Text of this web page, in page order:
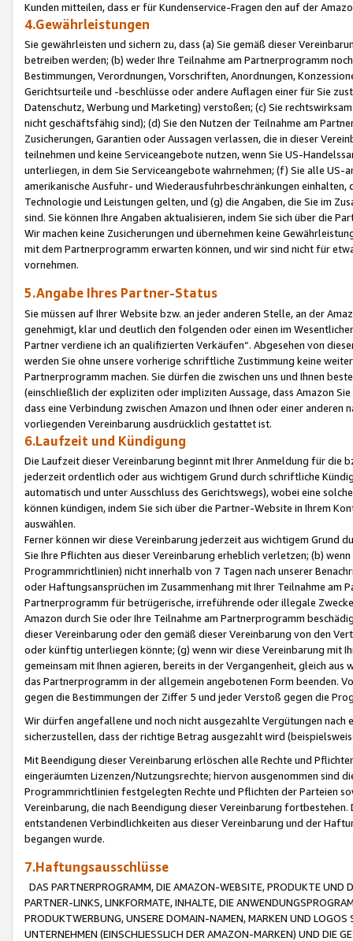
Kunden mitteilen, dass er für Kundenservice-Fragen den auf der
4.Gewährleistungen
Sie gewährleisten und sichern zu, dass (a) Sie gemäß dieser
betreiben werden; (b) weder Ihre Teilnahme am Partnerprogramm
Bestimmungen, Verordnungen, Vorschriften, Anordnungen,
Gerichtsurteile und -beschlüsse oder andere Auflagen einer für Sie
Datenschutz, Werbung und Marketing) verstoßen; (c) Sie
nicht geschäftsfähig sind); (d) Sie den Nutzen der Teilnahme am
Zusicherungen, Garantien oder Aussagen verlassen, die in dieser
teilnehmen und keine Serviceangebote nutzen, wenn Sie US-
unterliegen, in dem Sie Serviceangebote wahrnehmen; (f) Sie alle
amerikanische Ausfuhr- und Wiederausfuhrbeschränkungen
Technologie und Leistungen gelten, und (g) die Angaben, die Sie im
sind. Sie können Ihre Angaben aktualisieren, indem Sie sich über die
Wir machen keine Zusicherungen und übernehmen keine
mit dem Partnerprogramm erwarten können, und wir sind nicht für
vornehmen.
5.Angabe Ihres Partner-Status
Sie müssen auf Ihrer Website bzw. an jeder anderen Stelle, an der
genehmigt, klar und deutlich den folgenden oder einen im
Partner verdiene ich an qualifizierten Verkäufen“. Abgesehen von
werden Sie ohne unsere vorherige schriftliche Zustimmung keine
Partnerprogramm machen. Sie dürfen die zwischen uns und Ihnen
(einschließlich der expliziten oder impliziten Aussage, dass Amazon
dass eine Verbindung zwischen Amazon und Ihnen oder einer
vorliegenden Vereinbarung ausdrücklich gestattet ist.
6.Laufzeit und Kündigung
Die Laufzeit dieser Vereinbarung beginnt mit Ihrer Anmeldung für die
jederzeit ordentlich oder aus wichtigem Grund durch schriftliche
automatisch und unter Ausschluss des Gerichtswegs), wobei eine
können kündigen, indem Sie sich über die Partner-Website in Ihrem
auswählen.
Ferner können wir diese Vereinbarung jederzeit aus wichtigem Grund
Sie Ihre Pflichten aus dieser Vereinbarung erheblich verletzen; (b)
Programmrichtlinien) nicht innerhalb von 7 Tagen nach unserer
oder Haftungsansprüchen im Zusammenhang mit Ihrer Teilnahme am
Partnerprogramm für betrügerische, irreführende oder illegale
Amazon durch Sie oder Ihre Teilnahme am Partnerprogramm
dieser Vereinbarung oder den gemäß dieser Vereinbarung von den
oder künftig unterliegen könnte; (g) wenn wir diese Vereinbarung mit
gemeinsam mit Ihnen agieren, bereits in der Vergangenheit, gleich
das Partnerprogramm in der allgemein angebotenen Form beenden.
gegen die Bestimmungen der Ziffer 5 und jeder Verstoß gegen die
Wir dürfen angefallene und noch nicht ausgezahlte Vergütungen
sicherzustellen, dass der richtige Betrag ausgezahlt wird
Mit Beendigung dieser Vereinbarung erlöschen alle Rechte und
eingeräumten Lizenzen/Nutzungsrechte; hiervon ausgenommen sind
Programmrichtlinien festgelegten Rechte und Pflichten der Parteien
Vereinbarung, die nach Beendigung dieser Vereinbarung
entstandenen Verbindlichkeiten aus dieser Vereinbarung und der
begangen wurde.
7.Haftungsausschlüsse
DAS PARTNERPROGRAMM, DIE AMAZON-WEBSITE, PRODUKTE UND
PARTNER-LINKS, LINKFORMATE, INHALTE, DIE
PRODUKTWERBUNG, UNSERE DOMAIN-NAMEN, MARKEN UND
UNTERNEHMEN (EINSCHLIESSLICH DER AMAZON-MARKEN) UND DIE